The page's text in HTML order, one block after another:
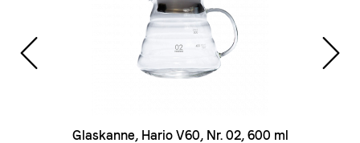
Glaskanne, Hario V60, Nr. 02, 600 ml